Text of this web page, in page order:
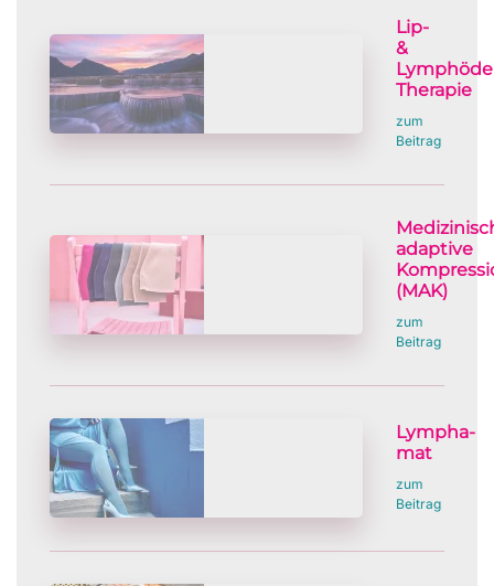
Lip-
&
Therapie
zum
Beitrag
adaptive
(MAK)
zum
Beitrag
Lympha-
mat
zum
Beitrag